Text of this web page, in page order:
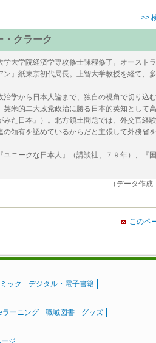
>>
・クラーク
大学院経済学専攻修士課程修了。オースト
』紙東京初代局長。上智大学教授を経て、
学から日本人論まで、独自の視角で切り込
米的二大政党政治に勝る日本的英知として
た日本』）。北方領土問題では、外交官経
領有を認めているからだと主張して外務省
ニークな日本人』（講談社、７９年）、『
（データ作成
このペ
ック デジタル・電子書籍
ラーニング 職域図書 グッズ
ジ